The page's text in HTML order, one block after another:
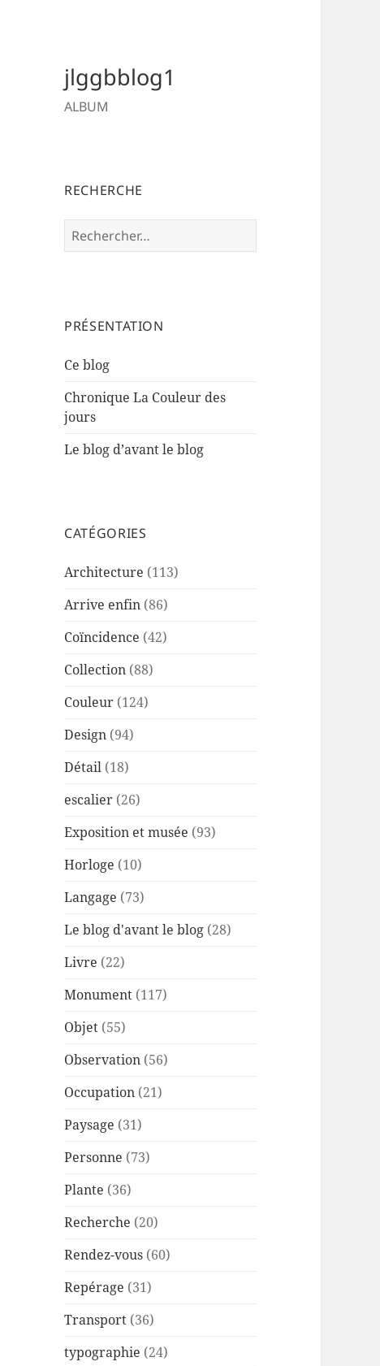
jlggbblog1
ALBUM
RECHERCHE
Rechercher :
PRÉSENTATION
Ce blog
Chronique La Couleur des
jours
Le blog d’avant le blog
CATÉGORIES
Architecture (113)
Arrive enfin (86)
Coïncidence (42)
Collection (88)
Couleur (124)
Design (94)
Détail (18)
escalier (26)
Exposition et musée (93)
Horloge (10)
Langage (73)
Le blog d'avant le blog (28)
Livre (22)
Monument (117)
Objet (55)
Observation (56)
Occupation (21)
Paysage (31)
Personne (73)
Plante (36)
Recherche (20)
Rendez-vous (60)
Repérage (31)
Transport (36)
typographie (24)